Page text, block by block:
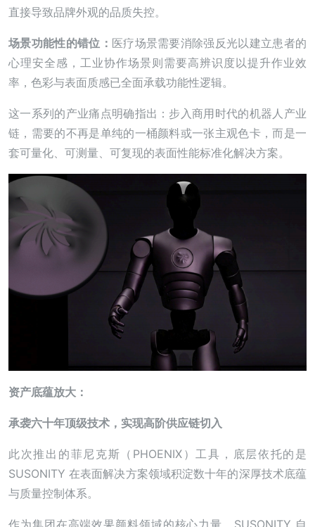
直接导致品牌外观的品质失控。
场景功能性的错位： 医疗场景需要消除强反光以建立患者的
心理安全感，工业协作场景则需要高辨识度以提升作业效
率，色彩与表面质感已全面承载功能性逻辑。
这一系列的产业痛点明确指出：步入商用时代的机器人产业
链，需要的不再是单纯的一桶颜料或一张主观色卡，而是一
套可量化、可测量、可复现的表面性能标准化解决方案。
资产底蕴放大：
承袭六十年顶级技术，实现高阶供应链切入
此次推出的菲尼克斯（PHOENIX）工具，底层依托的是
SUSONITY 在表面解决方案领域积淀数十年的深厚技术底蕴
与质量控制体系。
作为集团在高端效果颜料领域的核心力量，SUSONITY 自